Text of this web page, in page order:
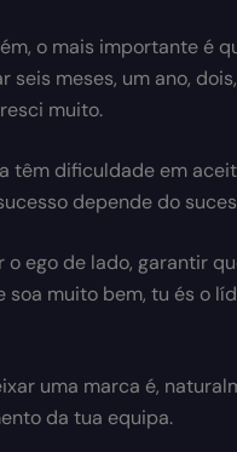
o mais importante é
seis meses, um ano,
muito.
têm dificuldade em
depende do
ego de lado, garantir
soa muito bem, tu és o
uma marca é,
da tua equipa.